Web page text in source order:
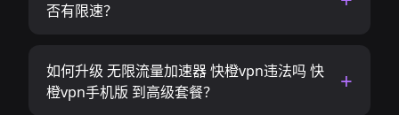
否有限速？
如何升级 无限流量加速器 快橙vpn违法吗 快
橙vpn手机版 到高级套餐？